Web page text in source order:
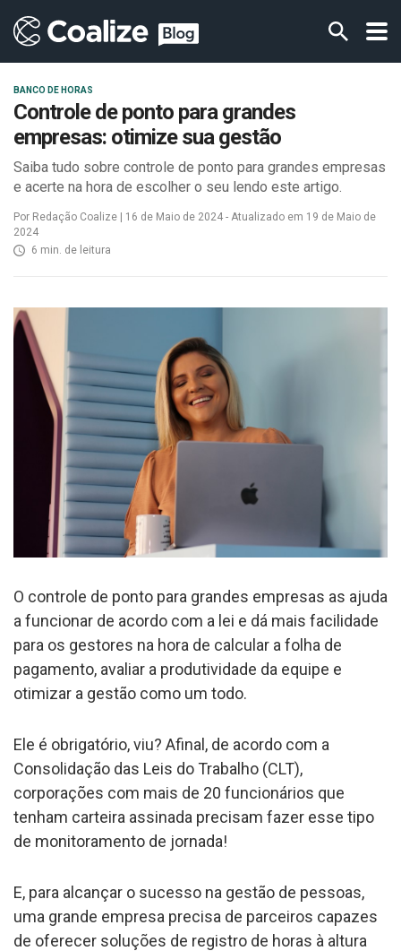
BANCO DE HORAS
Controle de ponto para grandes
empresas: otimize sua gestão
Saiba tudo sobre controle de ponto para grandes empresas
e acerte na hora de escolher o seu lendo este artigo.
Por Redação Coalize | 16 de Maio de 2024 - Atualizado em 19 de Maio de
2024
6 min. de leitura
O controle de ponto para grandes empresas as ajuda
a funcionar de acordo com a lei e dá mais facilidade
para os gestores na hora de calcular a folha de
pagamento, avaliar a produtividade da equipe e
otimizar a gestão como um todo.
Ele é obrigatório, viu? Afinal, de acordo com a
Consolidação das Leis do Trabalho (CLT),
corporações com mais de 20 funcionários que
tenham carteira assinada precisam fazer esse tipo
de monitoramento de jornada!
E, para alcançar o sucesso na gestão de pessoas,
uma grande empresa precisa de parceiros capazes
de oferecer soluções de registro de horas à altura